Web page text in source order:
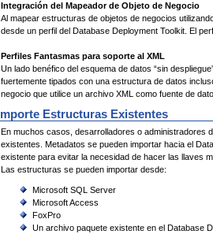
Integración del Mapeador de Objeto de Negocio
Al mapear estructuras de objetos de negocios
desde un perfil del Database Deployment Toolkit. El
Perfiles Fantasmas para soporte al XML
Un lado benéfico del esquema de datos “sin
fuertemente tipados con una estructura de datos
negocio que utilice un archivo XML como fuente de
Importe Estructuras Existentes
En muchos casos, desarrolladores o administradores
existentes. Metadatos se pueden importar hacia el
existente para evitar la necesidad de hacer las llaves
Las estructuras se pueden importar desde:
Microsoft SQL Server
Microsoft Access
FoxPro
Un archivo paquete existente en el Database